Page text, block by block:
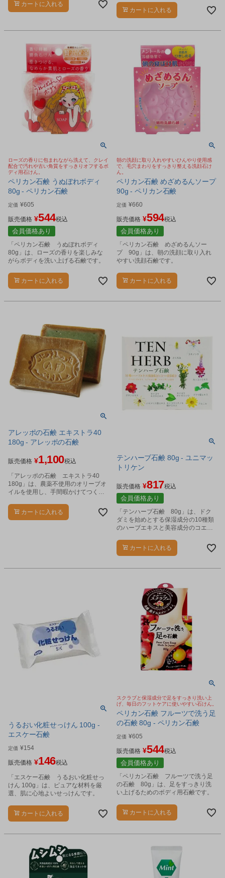
カートに入れる
カートに入れる
ローズの香りに包まれながら洗えて、クレイ
配合で汚れや古い角質をすっきりオフするボ
ディ用石けん。
ペリカン石鹸 うぬぼれボディ
80g - ペリカン石鹸
定価 ¥605
販売価格 ¥544税込
会員価格あり
「ペリカン石鹸 うぬぼれボディ
80g」は、ローズの香りを楽しみな
がらボディを洗い上げる石鹸です。
カートに入れる
朝の洗顔に取り入れやすいひんやり使用感
で、毛穴まわりをすっきり整える洗顔石け
ん。
ペリカン石鹸 めざめるんソープ
90g - ペリカン石鹸
定価 ¥660
販売価格 ¥594税込
会員価格あり
「ペリカン石鹸 めざめるんソー
プ 90g」は、朝の洗顔に取り入れ
やすい洗顔石鹸です。
カートに入れる
アレッポの石鹸 エキストラ40
180g - アレッポの石鹸
販売価格 ¥1,100税込
「アレッポの石鹸 エキストラ40
180g」は、農薬不使用のオリーブオ
イルを使用し、手間暇かけてつくっ
カートに入れる
テンハーブ石鹸 80g - ユニマッ
トリケン
販売価格 ¥817税込
会員価格あり
「テンハーブ石鹸 80g」は、ドク
ダミを始めとする保湿成分の10種類
のハーブエキスと美容成分のコエン
酸Na、プランセンタエキスを配合し
た石鹸です。
カートに入れる
うるおい化粧せっけん 100g -
エスケー石鹸
定価 ¥154
販売価格 ¥146税込
「エスケー石鹸 うるおい化粧せっ
けん 100g」は、ピュアな材料を厳
選、肌に心地よいせっけんです。
カートに入れる
スクラブと保湿成分で足をすっきり洗い上
げ、毎日のフットケアに使いやすい石けん。
ペリカン石鹸 フルーツで洗う足
の石鹸 80g - ペリカン石鹸
定価 ¥605
販売価格 ¥544税込
会員価格あり
「ペリカン石鹸 フルーツで洗う足
の石鹸 80g」は、足をすっきり洗
い上げるためのボディ用石鹸です。
カートに入れる